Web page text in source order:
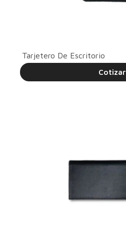
Tarjetero De Escritorio
Cotizar